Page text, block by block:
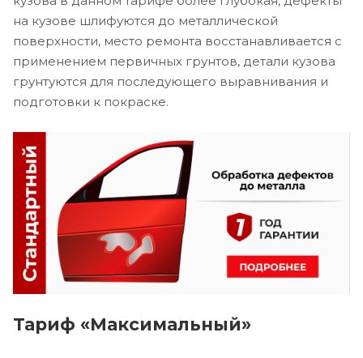
на кузове шлифуются до металлической
поверхности, место ремонта восстанавливается с
применением первичных грунтов, детали кузова
грунтуются для последующего выравнивания и
подготовки к покраске.
Тариф «Максимальный»